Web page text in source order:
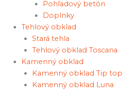
Pohľadový betón
Doplnky
Tehlový obklad
Stará tehla
Tehlový obklad Toscana
Kamenný obklad
Kamenný obklad Tip top
Kamenný obklad Luna